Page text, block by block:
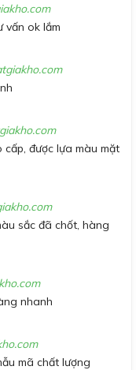
vấn ok lắm
được lựa màu mặt
sắc đã chốt, hàng
nhanh
mã chất lượng